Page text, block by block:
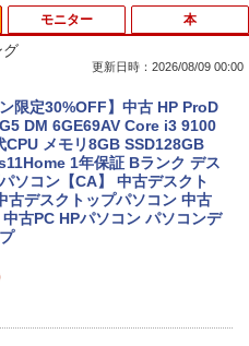
Apple アップル 純正 Magic Tra
A マジック トラックパ
チパッド A1535 バッテリー内
レス Bluetooth OS X 10.11以
グ
更新日時：2026/08/09 00:00
ン限定30%OFF】中古 HP ProD
DM 6GE69AV Core i3 9100
CPU メモリ8GB SSD128GB
1年保証 Bランク デス
ソコン【CA】 中古デスクト
古デスクトップパソコン 中古
古PC HPパソコン パソコンデ
モニター 本